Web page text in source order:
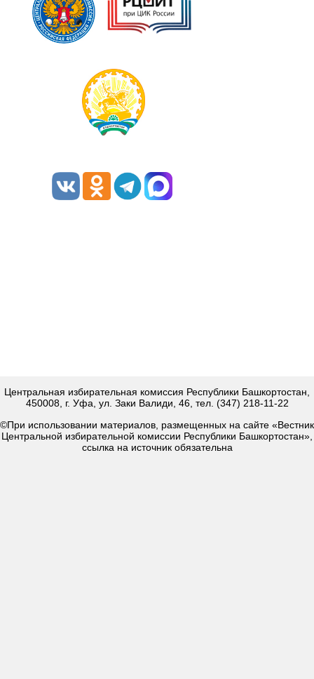
Центральная избирательная комиссия Республики Башкортостан,
450008, г. Уфа, ул. Заки Валиди, 46, тел. (347) 218-11-22
©При использовании материалов, размещенных на сайте «Вестник
Центральной избирательной комиссии Республики Башкортостан»,
ссылка на источник обязательна